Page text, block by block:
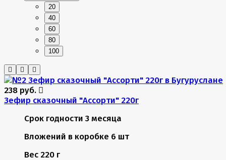
20
40
60
80
100
238 руб.
Зефир сказочный "Ассорти" 220г
Срок годности 3 месяца
Вложений в коробке 6 шт
Вес 220 г